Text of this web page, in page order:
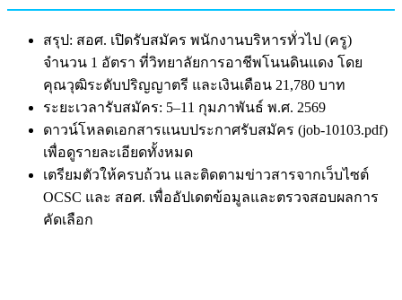
สรุป: สอศ. เปิดรับสมัคร พนักงานบริหารทั่วไป (ครู)
จำนวน 1 อัตรา ที่วิทยาลัยการอาชีพโนนดินแดง โดย
คุณวุฒิระดับปริญญาตรี และเงินเดือน 21,780 บาท
ระยะเวลารับสมัคร: 5–11 กุมภาพันธ์ พ.ศ. 2569
ดาวน์โหลดเอกสารแนบประกาศรับสมัคร (job-10103.pdf)
เพื่อดูรายละเอียดทั้งหมด
เตรียมตัวให้ครบถ้วน และติดตามข่าวสารจากเว็บไซต์
OCSC และ สอศ. เพื่ออัปเดตข้อมูลและตรวจสอบผลการ
คัดเลือก